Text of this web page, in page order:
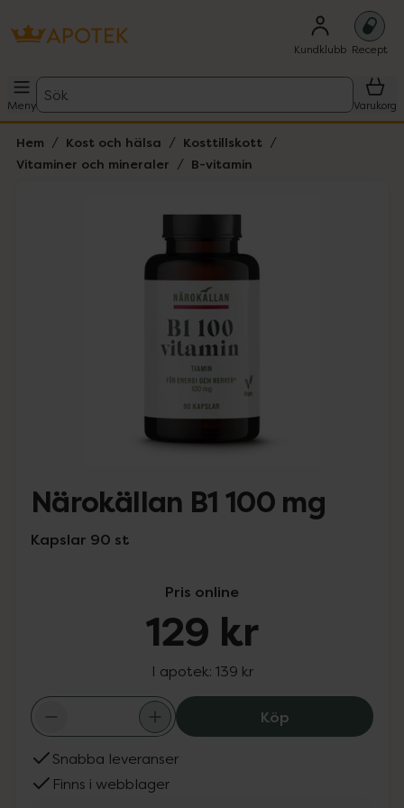
Kundklubb Recept
Meny
Sök
Varukorg
Hem Kost och hälsa
Kosttillskott
Vitaminer och mineraler
B-vitamin
Närokällan B1 100 mg
Kapslar 90 st
Pris online
129 kr
I apotek: 139 kr
KöpNärokällan B1
Snabba leveranser
Finns i webblager